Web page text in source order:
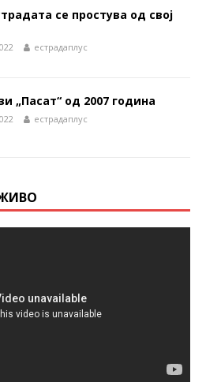
се простува од свој
естрадаплус
„Пасат“ од 2007 година
естрадаплус
ЖИВО